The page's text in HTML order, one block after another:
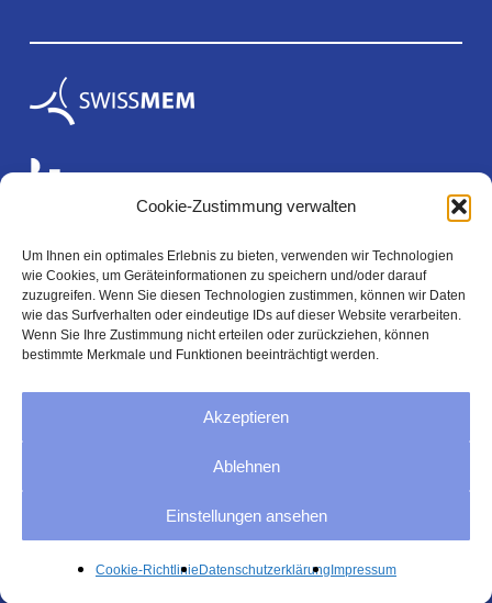
Cookie-Zustimmung verwalten
Um Ihnen ein optimales Erlebnis zu bieten, verwenden wir Technologien
wie Cookies, um Geräteinformationen zu speichern und/oder darauf
zuzugreifen. Wenn Sie diesen Technologien zustimmen, können wir Daten
wie das Surfverhalten oder eindeutige IDs auf dieser Website verarbeiten.
Wenn Sie Ihre Zustimmung nicht erteilen oder zurückziehen, können
bestimmte Merkmale und Funktionen beeinträchtigt werden.
Akzeptieren
Ablehnen
Einstellungen ansehen
Cookie-Richtlinie Datenschutzerklärung Impressum
Rechtliches
Impressum
Cookie-Richtlinie (EU)